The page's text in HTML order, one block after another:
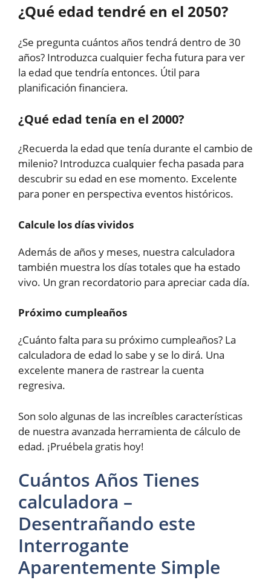
¿Qué edad tendré en el 2050?
¿Se pregunta cuántos años tendrá dentro de 30
años? Introduzca cualquier fecha futura para ver
la edad que tendría entonces. Útil para
planificación financiera.
¿Qué edad tenía en el 2000?
¿Recuerda la edad que tenía durante el cambio de
milenio? Introduzca cualquier fecha pasada para
descubrir su edad en ese momento. Excelente
para poner en perspectiva eventos históricos.
Calcule los días vividos
Además de años y meses, nuestra calculadora
también muestra los días totales que ha estado
vivo. Un gran recordatorio para apreciar cada día.
Próximo cumpleaños
¿Cuánto falta para su próximo cumpleaños? La
calculadora de edad lo sabe y se lo dirá. Una
excelente manera de rastrear la cuenta
regresiva.
Son solo algunas de las increíbles características
de nuestra avanzada herramienta de cálculo de
edad. ¡Pruébela gratis hoy!
Cuántos Años Tienes
calculadora –
Desentrañando este
Interrogante
Aparentemente Simple